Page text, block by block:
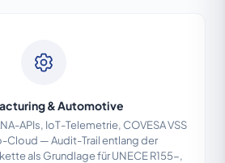
& Automotive
APIs, IoT-Telemetrie, COVESA VSS
Cloud — Audit-Trail entlang der
als Grundlage für UNECE R155-,